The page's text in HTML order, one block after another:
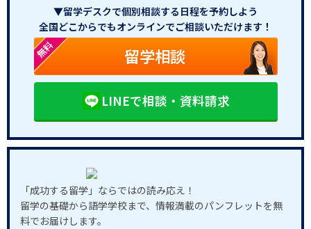
▼留学デスクで個別相談する日程を予約しよう
全国どこからでもオンラインでご相談いただけます！
無料 留学相談
LINEで相談・資料請求
「成功する留学」ならではの読み応え！
留学の基礎から語学学校まで、情報満載のパンフレットを無
料でお届けします。